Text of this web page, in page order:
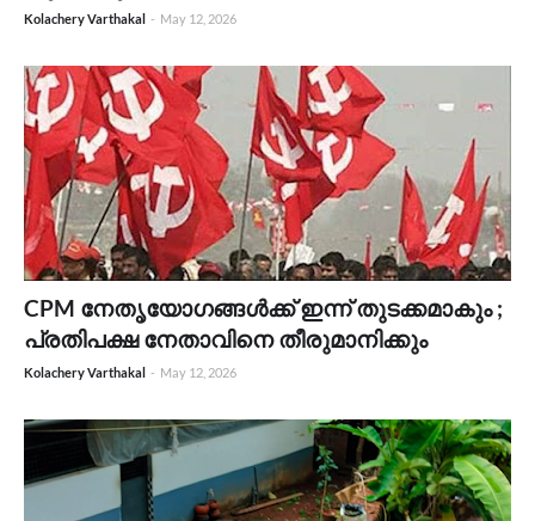
Kolachery Varthakal - May 12, 2026
CPM നേതൃയോഗങ്ങൾക്ക് ഇന്ന് തുടക്കമാകും ;
പ്രതിപക്ഷ നേതാവിനെ തീരുമാനിക്കും
Kolachery Varthakal - May 12, 2026